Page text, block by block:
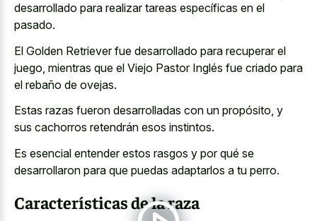
desarrollado para realizar tareas específicas en el
pasado.
El Golden Retriever fue desarrollado para recuperar el
juego, mientras que el Viejo Pastor Inglés fue criado para
el rebaño de ovejas.
Estas razas fueron desarrolladas con un propósito, y
sus cachorros retendrán esos instintos.
Es esencial entender estos rasgos y por qué se
desarrollaron para que puedas adaptarlos a tu perro.
Características de la raza